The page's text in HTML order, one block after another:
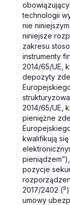
technologii
nie
niniejsze
zakresu
instrumenty
2014/65/UE,
depozyty
2014/65/UE,
pieniężne
kwalifikują
pozycje
2017/2402 (9
umowy